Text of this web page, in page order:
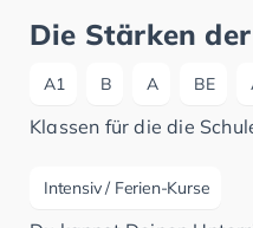
Die Stärken
A1 B A BE
Klassen für die die
Intensiv / Ferien-Kurse